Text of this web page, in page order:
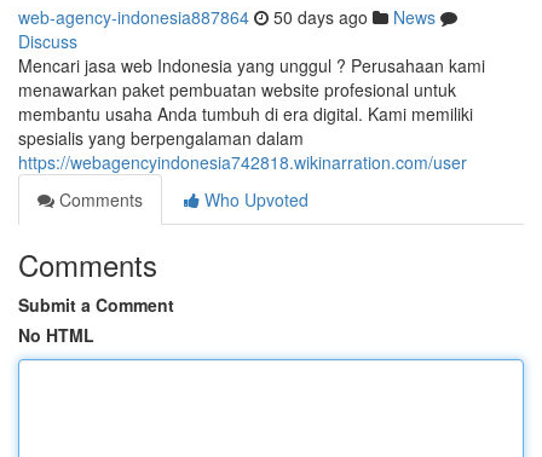
web-agency-indonesia887864 50 days ago
News
Discuss
Mencari jasa web Indonesia yang unggul ? Perusahaan kami
menawarkan paket pembuatan website profesional untuk
membantu usaha Anda tumbuh di era digital. Kami memiliki
spesialis yang berpengalaman dalam
https://webagencyindonesia742818.wikinarration.com/user
Comments
Who Upvoted
Comments
Submit a Comment
No HTML